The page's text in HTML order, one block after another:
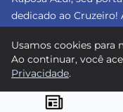
dedicado ao Cruzeiro!
sobre o nosso amado
dessa apaixonante
Usamos cookies para
Ao continuar, você
Privacidade.